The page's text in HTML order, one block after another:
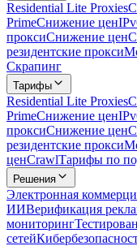
Residential Lite Proxies
PrimeСнижение цен
проксиСнижение цен
резидентские прокси
Скрапинг
Тарифы
Residential Lite Proxies
PrimeСнижение цен
проксиСнижение цен
резидентские прокси
ценCrawlТарифы по
Решения
Электронная
ИИВерификация
мониторинг
сетей